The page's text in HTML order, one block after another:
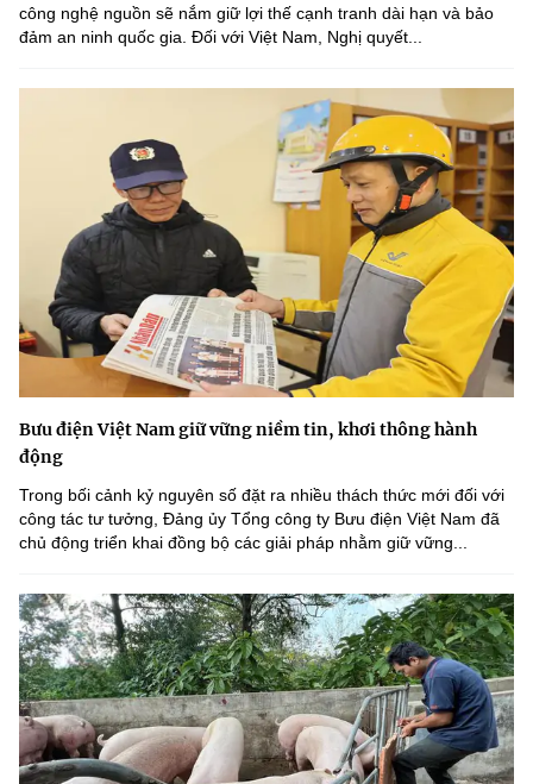
công nghệ nguồn sẽ nắm giữ lợi thế cạnh tranh dài hạn và bảo
đảm an ninh quốc gia. Đối với Việt Nam, Nghị quyết...
Bưu điện Việt Nam giữ vững niềm tin, khơi thông hành
động
Trong bối cảnh kỷ nguyên số đặt ra nhiều thách thức mới đối với
công tác tư tưởng, Đảng ủy Tổng công ty Bưu điện Việt Nam đã
chủ động triển khai đồng bộ các giải pháp nhằm giữ vững...